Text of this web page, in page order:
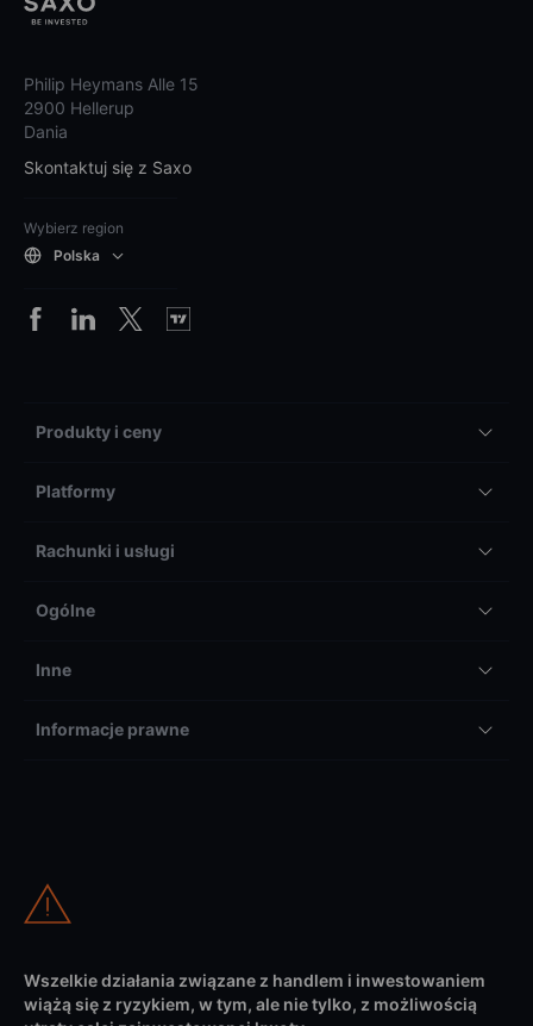
Philip Heymans Alle 15
2900 Hellerup
Dania
Skontaktuj się z Saxo
Wybierz region
Polska
Produkty i ceny
Platformy
Rachunki i usługi
Ogólne
Inne
Informacje prawne
Wszelkie działania związane z handlem i inwestowaniem
wiążą się z ryzykiem, w tym, ale nie tylko, z możliwością